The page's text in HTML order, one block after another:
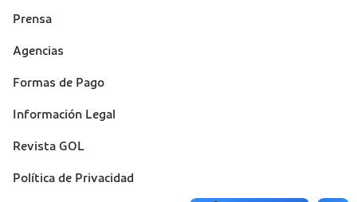
Prensa
Suporte
Agencias
Formas de Pago
Información Legal
Revista GOL
Política de Privacidad